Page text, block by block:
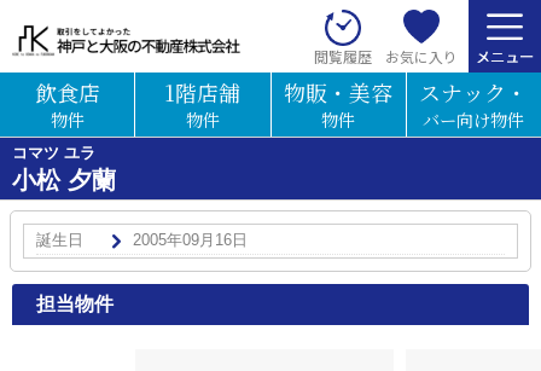
閲覧履歴 お気に入り
飲食店
物件
1階店舗
物件
物販・美容
物件
スナック・
バー向け物件
コマツ ユラ
小松 夕蘭
誕生日 2005年09月16日
担当物件